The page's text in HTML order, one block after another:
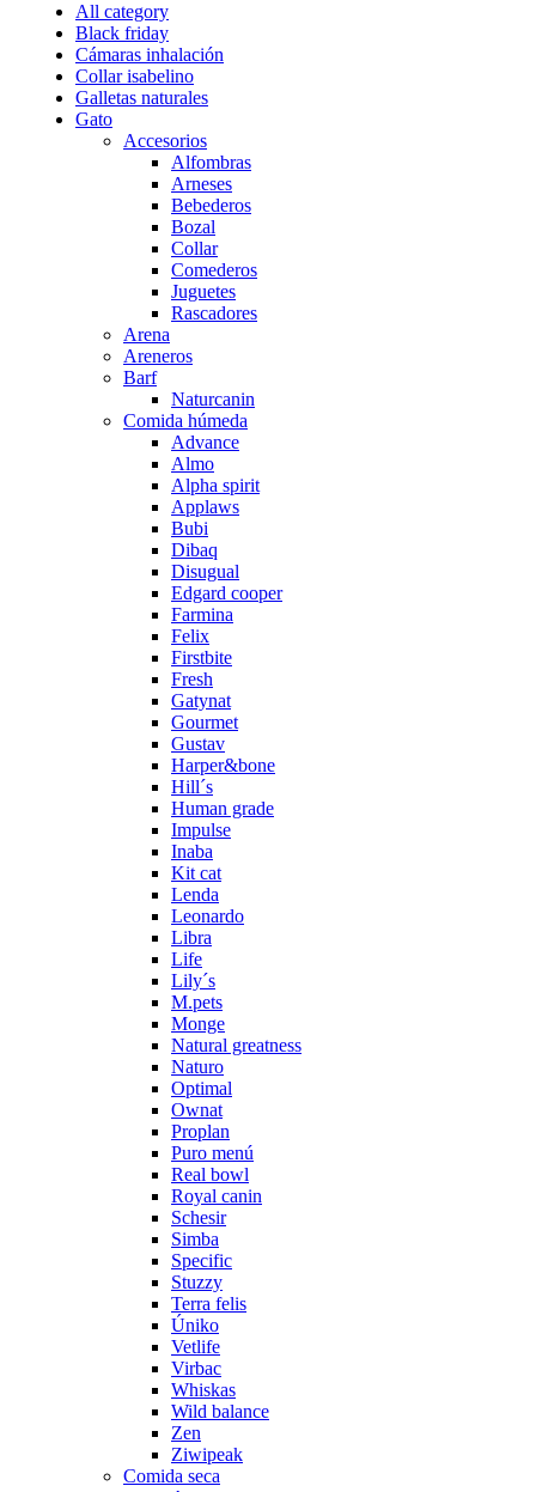
All category
Black friday
Cámaras inhalación
Collar isabelino
Galletas naturales
Gato
Accesorios
Alfombras
Arneses
Bebederos
Bozal
Collar
Comederos
Juguetes
Rascadores
Arena
Areneros
Barf
Naturcanin
Comida húmeda
Advance
Almo
Alpha spirit
Applaws
Bubi
Dibaq
Disugual
Edgard cooper
Farmina
Felix
Firstbite
Fresh
Gatynat
Gourmet
Gustav
Harper&bone
Hill´s
Human grade
Impulse
Inaba
Kit cat
Lenda
Leonardo
Libra
Life
Lily´s
M.pets
Monge
Natural greatness
Naturo
Optimal
Ownat
Proplan
Puro menú
Real bowl
Royal canin
Schesir
Simba
Specific
Stuzzy
Terra felis
Úniko
Vetlife
Virbac
Whiskas
Wild balance
Zen
Ziwipeak
Comida seca